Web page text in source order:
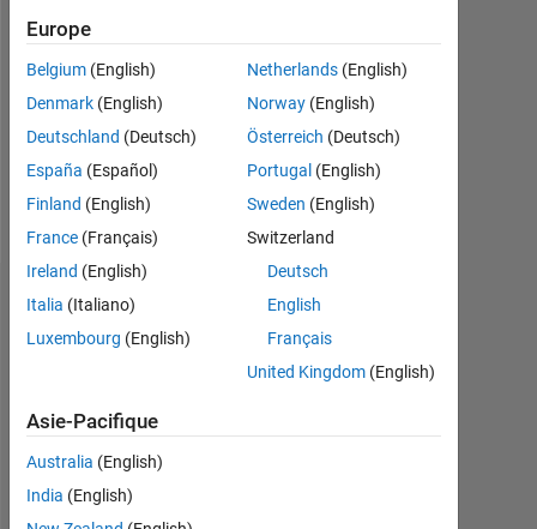
Followers:
Following:
0
Follow
Tableau de bord
-2
-1 3
4
Europe
Belgium (English)
Denmark (English)
Deutschland (Deutsch)
España (Español)
Finland (English)
France (Français)
Ireland (English)
Italia (Italiano)
Luxembourg (English)
Netherlands(English)
Norway(English)
Österreich (Deutsch)
Portugal (English)
Sweden (English)
Switzerland
Deutsch
English
Français
United Kingdom(English)
Asie-Pacifique
Australia (English)
India (English)